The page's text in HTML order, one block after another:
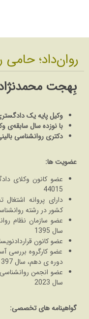
روان‌داد؛ حامی
بِهجت
وکیل پایه یک
با نوزده سال سابقه‌ی
دکتری روانشناسی
عضویت ها:
عضو کانون وکلای
44015
دارای پروانه
کشور در رشته روانشناسی
عضو سازمان نظام
سال 1395
عضو کانون قراردادنویسان
عضو کارگروه بررسی
دوره ی دهم، سال 1397-1399
سال 2023
گواهینامه های تخصصی: